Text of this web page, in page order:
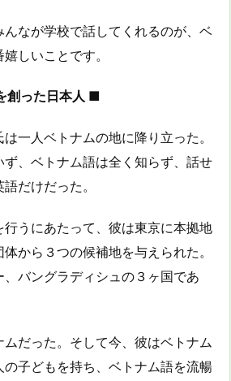
んなが学校で話してくれるのが、ベ
しいことです。
創った日本人 ■
一人ベトナムの地に降り立った。
、ベトナム語は全く知らず、話せ
だけだった。
うにあたって、彼は東京に本拠地
から３つの候補地を与えられた。
バングラディシュの３ヶ国であ
だった。そして今、彼はベトナム
の子どもを持ち、ベトナム語を流暢